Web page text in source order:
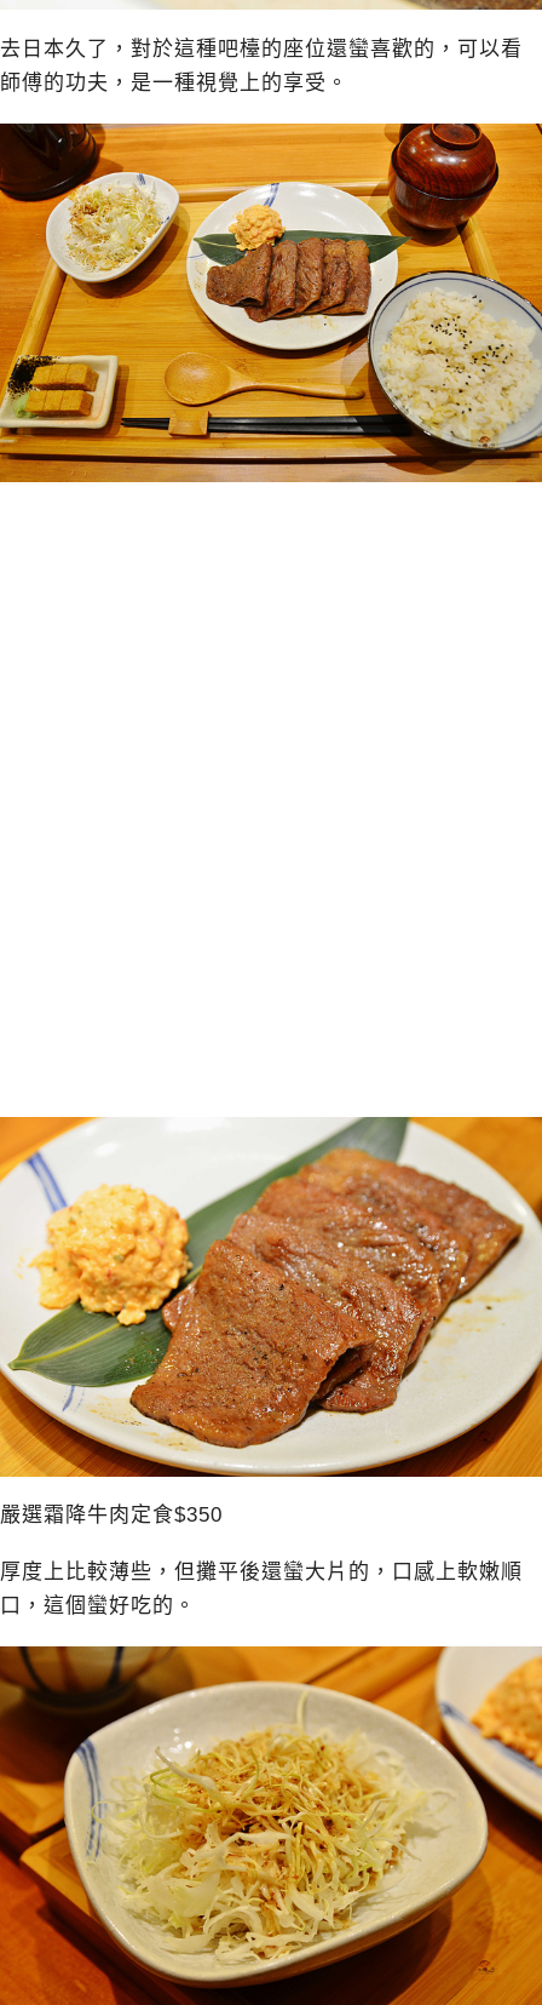
去日本久了，對於這種吧檯的座位還蠻喜歡的，可以看
師傅的功夫，是一種視覺上的享受。
嚴選霜降牛肉定食$350
厚度上比較薄些，但攤平後還蠻大片的，口感上軟嫩順
口，這個蠻好吃的。